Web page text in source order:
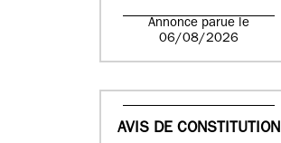
Annonce parue le
06/08/2026
AVIS DE CONSTITUTION